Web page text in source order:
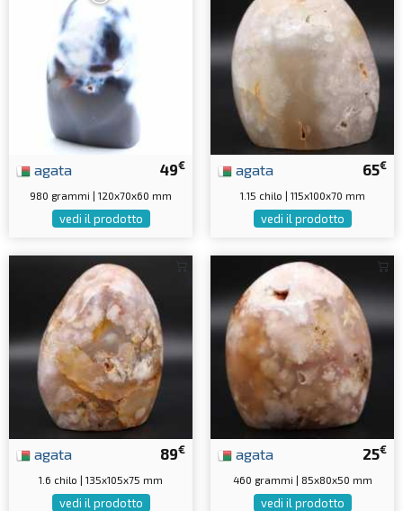
49€
agata
980 grammi | 120x70x60 mm
vedi il prodotto
65€
agata
1.15 chilo | 115x100x70 mm
vedi il prodotto
89€
agata
1.6 chilo | 135x105x75 mm
vedi il prodotto
25€
agata
460 grammi | 85x80x50 mm
vedi il prodotto